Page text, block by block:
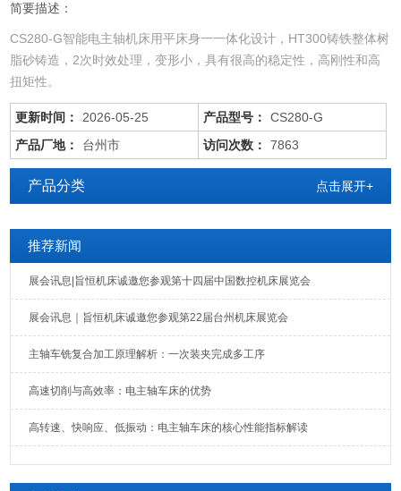
简要描述：
CS280-G智能电主轴机床用平床身一一体化设计，HT300铸铁整体树
脂砂铸造，2次时效处理，变形小，具有很高的稳定性，高刚性和高
扭矩性。
更新时间： 2026-05-25 产品型号：
CS280-G
产品厂地：
台州市 访问次数： 7863
产品分类 点击展开+
推荐新闻
展会讯息|旨恒机床诚邀您参观第十四届中国数控机床展览会
展会讯息｜旨恒机床诚邀您参观第22届台州机床展览会
主轴车铣复合加工原理解析：一次装夹完成多工序
高速切削与高效率：电主轴车床的优势
高转速、快响应、低振动：电主轴车床的核心性能指标解读